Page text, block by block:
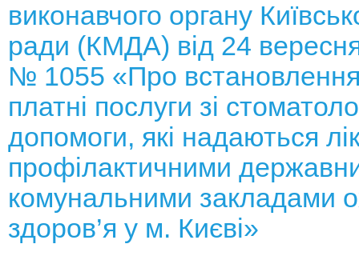
виконавчого органу
ради (КМДА) від 24
№ 1055 «Про
платні послуги зі
допомоги, які надаються
профілактичними
комунальними закладами
здоров’я у м. Києві»